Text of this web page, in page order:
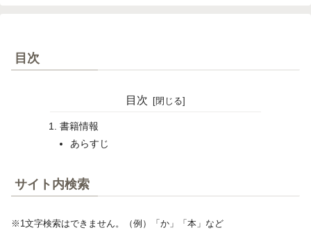
目次
目次
書籍情報
あらすじ
サイト内検索
※1文字検索はできません。（例）「か」「本」など